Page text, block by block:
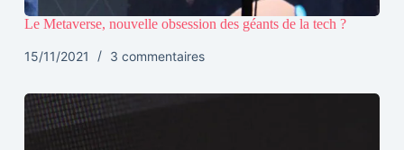
Le Metaverse, nouvelle obsession des géants de la tech ?
15/11/2021 3 commentaires